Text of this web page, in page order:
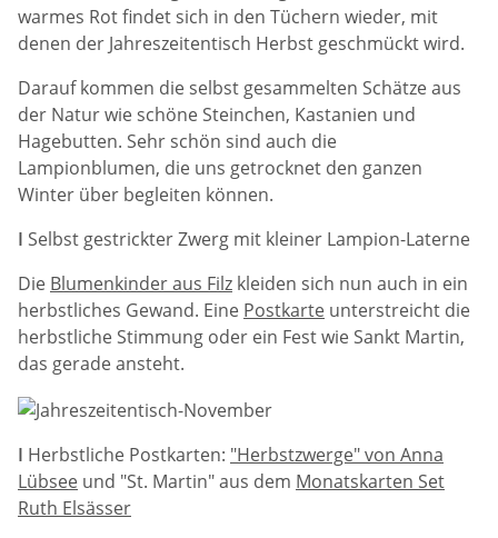
warmes Rot findet sich in den Tüchern wieder, mit
denen der Jahreszeitentisch Herbst geschmückt wird.
Darauf kommen die selbst gesammelten Schätze aus
der Natur wie schöne Steinchen, Kastanien und
Hagebutten. Sehr schön sind auch die
Lampionblumen, die uns getrocknet den ganzen
Winter über begleiten können.
I Selbst gestrickter Zwerg mit kleiner Lampion-Laterne
Die Blumenkinder aus Filz kleiden sich nun auch in ein
herbstliches Gewand. Eine Postkarte unterstreicht die
herbstliche Stimmung oder ein Fest wie Sankt Martin,
das gerade ansteht.
I Herbstliche Postkarten: "Herbstzwerge" von Anna
Lübsee und "St. Martin" aus dem Monatskarten Set
Ruth Elsässer